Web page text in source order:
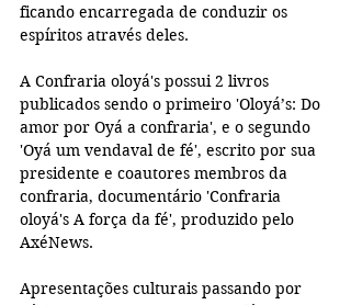
ficando encarregada de conduzir os
espíritos através deles.
A Confraria oloyá's possui 2 livros
publicados sendo o primeiro 'Oloyá’s: Do
amor por Oyá a confraria', e o segundo
'Oyá um vendaval de fé', escrito por sua
presidente e coautores membros da
confraria, documentário 'Confraria
oloyá's A força da fé', produzido pelo
AxéNews.
Apresentações culturais passando por